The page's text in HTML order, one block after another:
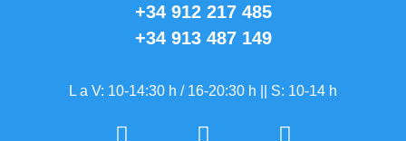
+34 912 217 485
+34 913 487 149
L a V: 10-14:30 h / 16-20:30 h || S: 10-14 h